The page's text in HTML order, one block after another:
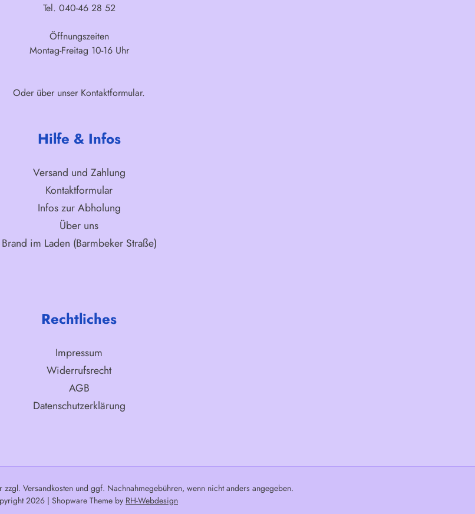
Tel. 040-46 28 52
Öffnungszeiten
Montag-Freitag 10-16 Uhr
Oder über unser Kontaktformular.
Hilfe & Infos
Versand und Zahlung
Kontaktformular
Infos zur Abholung
Über uns
Brand im Laden (Barmbeker Straße)
Rechtliches
Impressum
Widerrufsrecht
AGB
Datenschutzerklärung
zzgl. Versandkostenund ggf. Nachnahmegebühren, wenn nicht anders angegeben.
2026 | Shopware Theme by RH-Webdesign